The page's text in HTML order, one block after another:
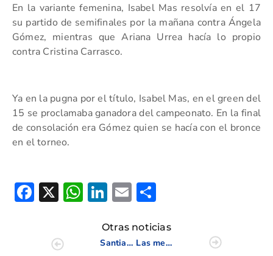
En la variante femenina, Isabel Mas resolvía en el 17
su partido de semifinales por la mañana contra Ángela
Gómez, mientras que Ariana Urrea hacía lo propio
contra Cristina Carrasco.
Ya en la pugna por el título, Isabel Mas, en el green del
15 se proclamaba ganadora del campeonato. En la final
de consolación era Gómez quien se hacía con el bronce
en el torneo.
Facebook
X WhatsApp
LinkedIn
Email
Otras noticias
Santiago Juesas, ganador del Campeonato Absoluto de Castilla y León
Las mejores profesionales del mundo se citan en La Sella Golf para una prueba del Ladies European Tour 2023